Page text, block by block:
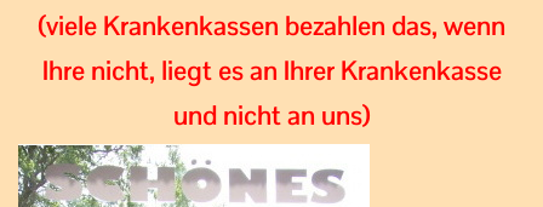
(viele Krankenkassen bezahlen das, wenn
Ihre nicht, liegt es an Ihrer Krankenkasse
und nicht an uns)